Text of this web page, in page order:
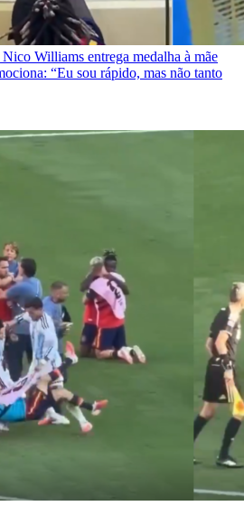
Williams entrega medalha à mãe
“Eu sou rápido, mas não tanto